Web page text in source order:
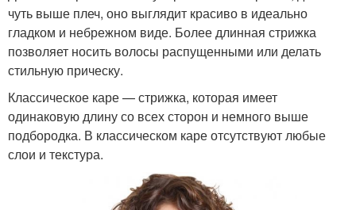
чуть выше плеч, оно выглядит красиво в идеально
гладком и небрежном виде. Более длинная стрижка
позволяет носить волосы распущенными или делать
стильную прическу.
Классическое каре — стрижка, которая имеет
одинаковую длину со всех сторон и немного выше
подбородка. В классическом каре отсутствуют любые
слои и текстура.